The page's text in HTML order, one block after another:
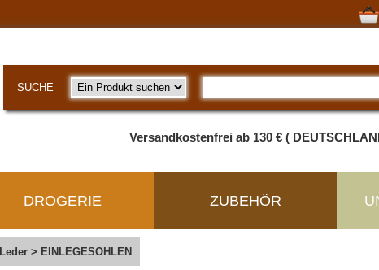
SUCHE
Versandkostenfrei ab 130 € (
DROGERIE ZUBEHÖR
Leder > EINLEGESOHLEN